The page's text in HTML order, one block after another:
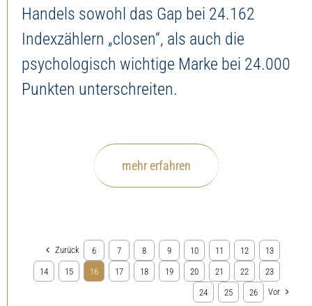
Handels sowohl das Gap bei 24.162
Indexzählern „closen“, als auch die
psychologisch wichtige Marke bei 24.000
Punkten unterschreiten.
mehr erfahren
Zurück 6 7 8 9 10 11 12
13
14
15 16 17 18 19 20 21 22
23
24
25 26 Vor